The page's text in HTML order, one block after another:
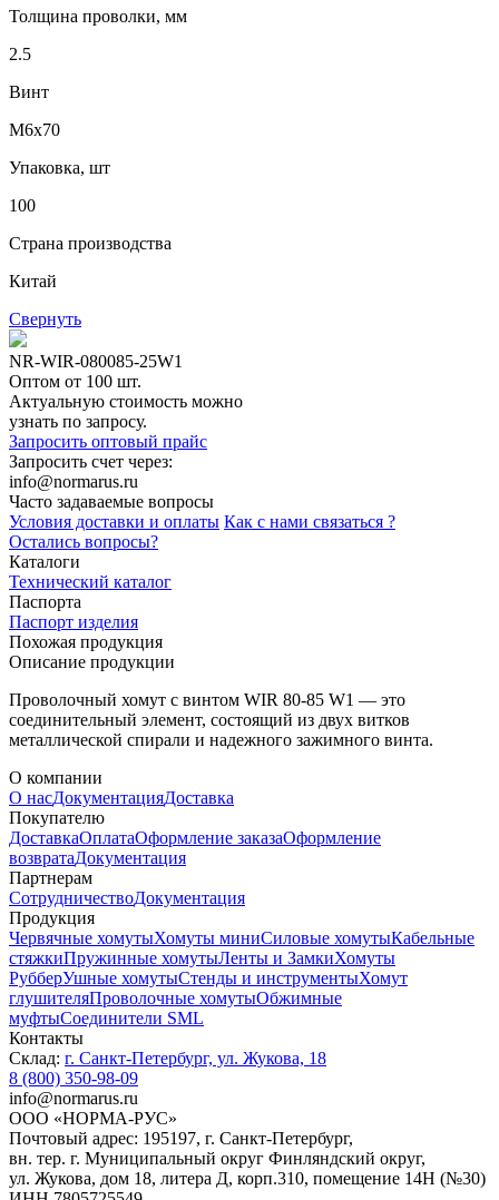
Толщина проволки, мм
2.5
Винт
М6х70
Упаковка, шт
100
Страна производства
Китай
Свернуть
NR-WIR-080085-25W1
Оптом от 100 шт.
Актуальную стоимость можно
узнать по запросу.
Запросить оптовый прайс
Запросить счет через:
info@normarus.ru
Часто задаваемые вопросы
Условия доставки и оплаты Как с нами связаться ?
Остались вопросы?
Каталоги
Технический каталог
Паспорта
Паспорт изделия
Похожая продукция
Описание продукции
Проволочный хомут с винтом WIR 80-85 W1 — это
соединительный элемент, состоящий из двух витков
металлической спирали и надежного зажимного винта.
О компании
О насДокументацияДоставка
Покупателю
ДоставкаОплатаОформление заказаОформление
возвратаДокументация
Партнерам
СотрудничествоДокументация
Продукция
Червячные хомутыХомуты миниСиловые хомутыКабельные
стяжкиПружинные хомутыЛенты и ЗамкиХомуты
РубберУшные хомутыСтенды и инструментыХомут
глушителяПроволочные хомутыОбжимные
муфтыСоединители SML
Контакты
Склад: г. Санкт-Петербург, ул. Жукова, 18
8 (800) 350-98-09
info@normarus.ru
ООО «НОРМА-РУС»
Почтовый адрес: 195197, г. Санкт-Петербург,
вн. тер. г. Муниципальный округ Финляндский округ,
ул. Жукова, дом 18, литера Д, корп.310, помещение 14Н (№30)